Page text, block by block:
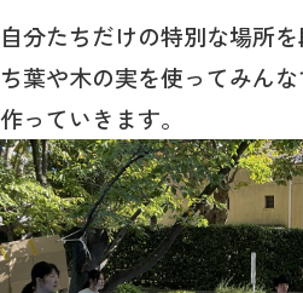
自分たちだけの特別な場所
ち葉や木の実を使ってみんな
作っていきます。